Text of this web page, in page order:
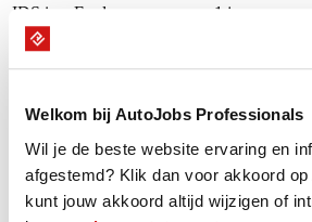
Welkom bij AutoJobs Professionals
Wil je de beste website ervaring en
afgestemd? Klik dan voor akkoord
kunt jouw akkoord altijd wijzigen of
IDS icm Ford
1 jaar
ETIS icm Ford
Onze Professional is de komende 16 weken
gemarkeerde dagen.